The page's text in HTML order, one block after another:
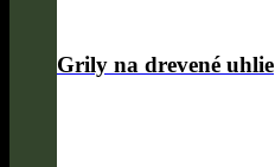
Grily na drevené uhlie